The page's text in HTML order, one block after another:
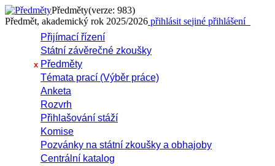
Předměty(verze: 983)
Předmět, akademický rok 2025/2026 přihlásit sejiné přihlášení
Přijímací řízení
Státní závěrečné zkoušky
x Předměty
Témata prací (Výběr práce)
Anketa
Rozvrh
Přihlašování stáží
Komise
Pozvánky na státní zkoušky a obhajoby
Centrální katalog